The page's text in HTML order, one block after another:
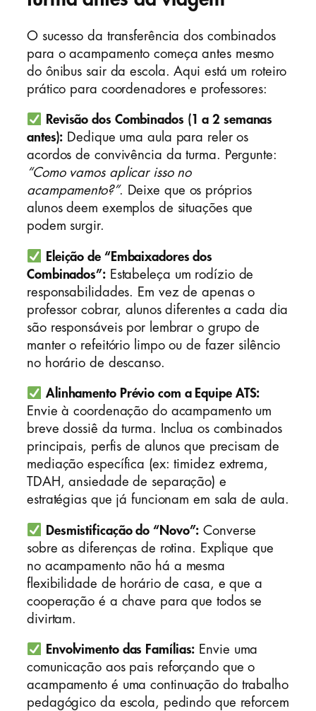
O sucesso da transferência dos combinados
para o acampamento começa antes mesmo
do ônibus sair da escola. Aqui está um roteiro
prático para coordenadores e professores:
Revisão dos Combinados (1 a 2 semanas
antes): Dedique uma aula para reler os
acordos de convivência da turma. Pergunte:
“Como vamos aplicar isso no
acampamento?”. Deixe que os próprios
alunos deem exemplos de situações que
podem surgir.
Eleição de “Embaixadores dos
Combinados”:Estabeleça um rodízio de
responsabilidades. Em vez de apenas o
professor cobrar, alunos diferentes a cada dia
são responsáveis por lembrar o grupo de
manter o refeitório limpo ou de fazer silêncio
no horário de descanso.
Alinhamento Prévio com a Equipe ATS:
Envie à coordenação do acampamento um
breve dossiê da turma. Inclua os combinados
principais, perfis de alunos que precisam de
mediação específica (ex: timidez extrema,
TDAH, ansiedade de separação) e
estratégias que já funcionam em sala de aula.
Desmistificação do “Novo”: Converse
sobre as diferenças de rotina. Explique que
no acampamento não há a mesma
flexibilidade de horário de casa, e que a
cooperação é a chave para que todos se
divirtam.
Envolvimento das Famílias: Envie uma
comunicação aos pais reforçando que o
acampamento é uma continuação do trabalho
pedagógico da escola, pedindo que reforcem